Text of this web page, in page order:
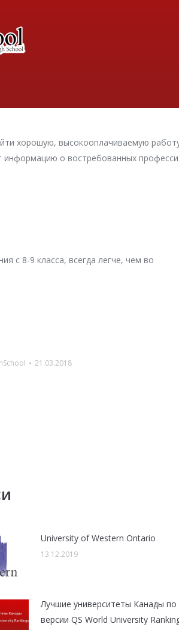
хорошую, высокооплачиваемую
информацию о востребованных
с 8-9 класса, всегда легче, чем во
21.03.2018
University of Western Ontario
13.12.2019
Лучшие университеты Канады по
версии QS World University